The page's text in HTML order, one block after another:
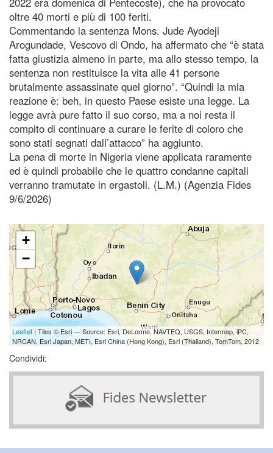
oltre 40 morti e più di 100 feriti.
Commentando la sentenza Mons. Jude Ayodeji
Arogundade, Vescovo di Ondo, ha affermato che “è stata
fatta giustizia almeno in parte, ma allo stesso tempo, la
sentenza non restituisce la vita alle 41 persone
brutalmente assassinate quel giorno”. “Quindi la mia
reazione è: beh, in questo Paese esiste una legge. La
legge avrà pure fatto il suo corso, ma a noi resta il
compito di continuare a curare le ferite di coloro che
sono stati segnati dall’attacco” ha aggiunto.
La pena di morte in Nigeria viene applicata raramente
ed è quindi probabile che le quattro condanne capitali
verranno tramutate in ergastoli. (L.M.) (Agenzia Fides
9/6/2026)
+
−
Leaflet | Tiles © Esri — Source: Esri, DeLorme, NAVTEQ, USGS, Intermap, iPC,
NRCAN, Esri Japan, METI, Esri China (Hong Kong), Esri (Thailand), TomTom, 2012
Condividi: